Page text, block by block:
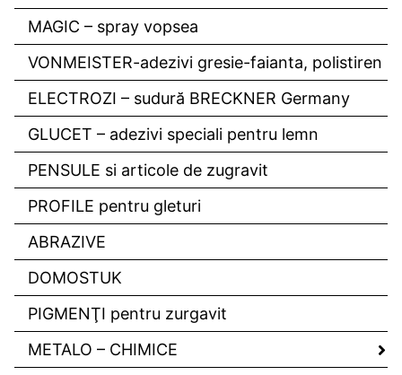
MAGIC – spray vopsea
VONMEISTER-adezivi gresie-faianta, polistiren
ELECTROZI – sudură BRECKNER Germany
GLUCET – adezivi speciali pentru lemn
PENSULE si articole de zugravit
PROFILE pentru gleturi
ABRAZIVE
DOMOSTUK
PIGMENŢI pentru zurgavit
METALO – CHIMICE